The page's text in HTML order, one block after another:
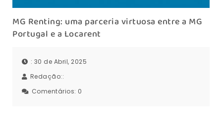
MG Renting: uma parceria virtuosa entre a MG
Portugal e a Locarent
: 30 de Abril, 2025
Redação::
Comentários: 0